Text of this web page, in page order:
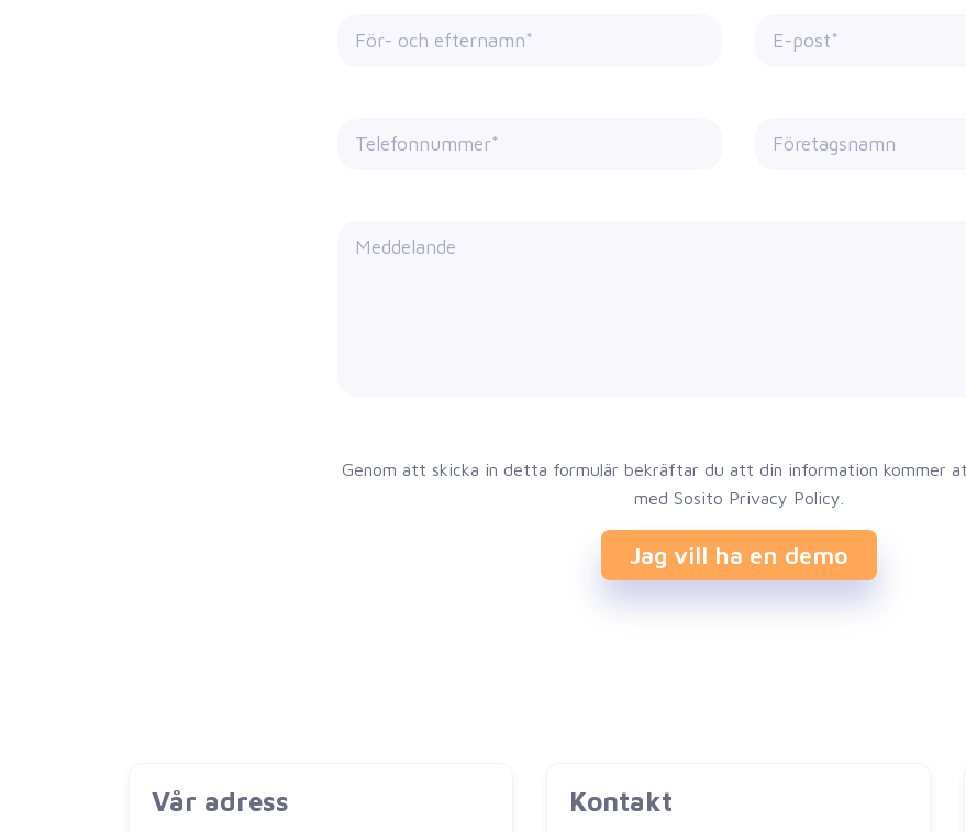
Genom att skicka in detta formulär bekräftar du att din information kommer
med Sosito Privacy Policy.
Jag vill ha en demo
Vår adress Kontakt